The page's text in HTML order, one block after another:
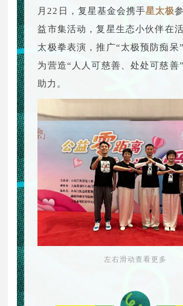
月22日，复星基金会携手星太极
益市集活动，复星生态小伙伴在
太极拳表演，推广“太极预防痴呆
为营造“人人可慈善、处处可慈善
助力。
左右滑动查看更多